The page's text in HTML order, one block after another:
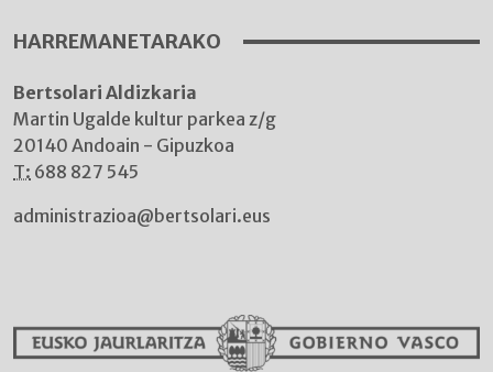
HARREMANETARAKO
Bertsolari Aldizkaria
Martin Ugalde kultur parkea z/g
20140 Andoain - Gipuzkoa
T: 688 827 545
administrazioa@bertsolari.eus